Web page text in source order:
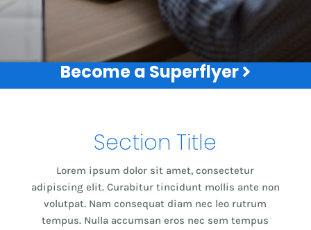
Become a Superflyer
Section Title
Lorem ipsum dolor sit amet, consectetur
adipiscing elit. Curabitur tincidunt mollis ante non
volutpat. Nam consequat diam nec leo rutrum
tempus. Nulla accumsan eros nec sem tempus